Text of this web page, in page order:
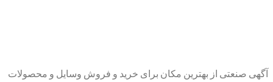
آگهی صنعتی از بهترین مکان برای خرید و فروش وسایل و محصولات